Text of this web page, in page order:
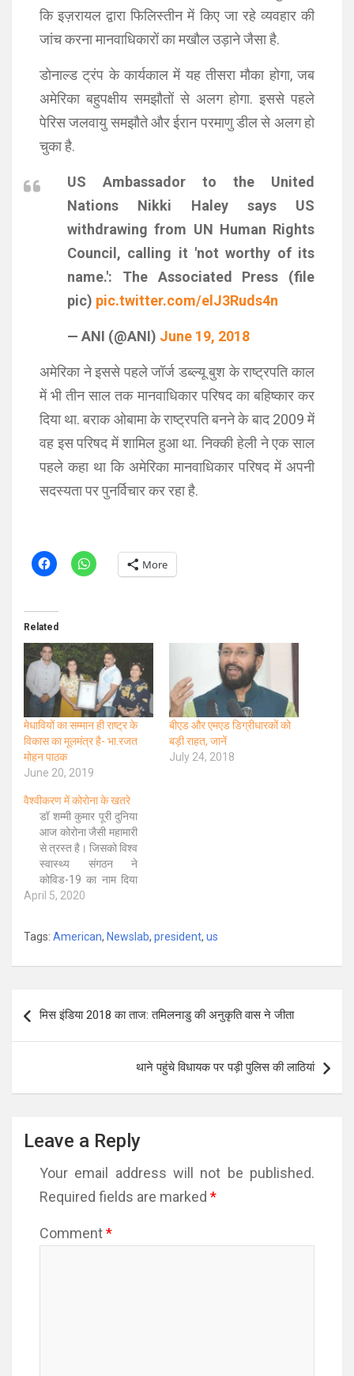
कि इज़रायल द्वारा फिलिस्तीन में किए जा रहे व्यवहार की
जांच करना मानवाधिकारों का मखौल उड़ाने जैसा है.
डोनाल्‍ड ट्रंप के कार्यकाल में यह तीसरा मौका होगा, जब
अमेरिका बहुपक्षीय समझौतों से अलग होगा. इससे पहले
पेरिस जलवायु समझौते और ईरान परमाणु डील से अलग हो
चुका है.
US Ambassador to the United
Nations Nikki Haley says US
withdrawing from UN Human Rights
Council, calling it 'not worthy of its
name.': The Associated Press (file
pic) pic.twitter.com/elJ3Ruds4n
— ANI (@ANI) June 19, 2018
अमेरिका ने इससे पहले जॉर्ज डब्‍ल्‍यू बुश के राष्‍ट्रपति काल
में भी तीन साल तक मानवाधिकार परिषद का बहिष्‍कार कर
दिया था. बराक ओबामा के राष्‍ट्रपति बनने के बाद 2009 में
वह इस परिषद में शामिल हुआ था. निक्‍की हेली ने एक साल
पहले कहा था कि अमेरिका मानवाधिकार परिषद में अपनी
सदस्‍यता पर पुनर्विचार कर रहा है.
More
Related
मेधावियों का सम्मान ही राष्ट्र के
विकास का मूलमंत्र है- भा.रजत
मोहन पाठक
June 20, 2019
बीएड और एमएड डिग्रीधारकों को
बड़ी राहत, जानें
July 24, 2018
वैश्वीकरण में कोरोना के खतरे
डॉ शम्मी कुमार पूरी दुनिया
आज कोरोना जैसी महामारी
से त्रस्त है। जिसको विश्व
स्वास्थ्य संगठन ने
कोविड-19 का नाम दिया
है। अभी तक के शोध से
2019 में चीन के एक शहर
April 5, 2020
Tags: American, Newslab, president, us
navigation
मिस इंडिया 2018 का ताज: तमिलनाडु की अनुकृति वास ने जीता
थाने पहुंचे विधायक पर पड़ी पुलिस की लाठियां
Leave a Reply
Your email address will not be published.
Required fields are marked *
Comment*